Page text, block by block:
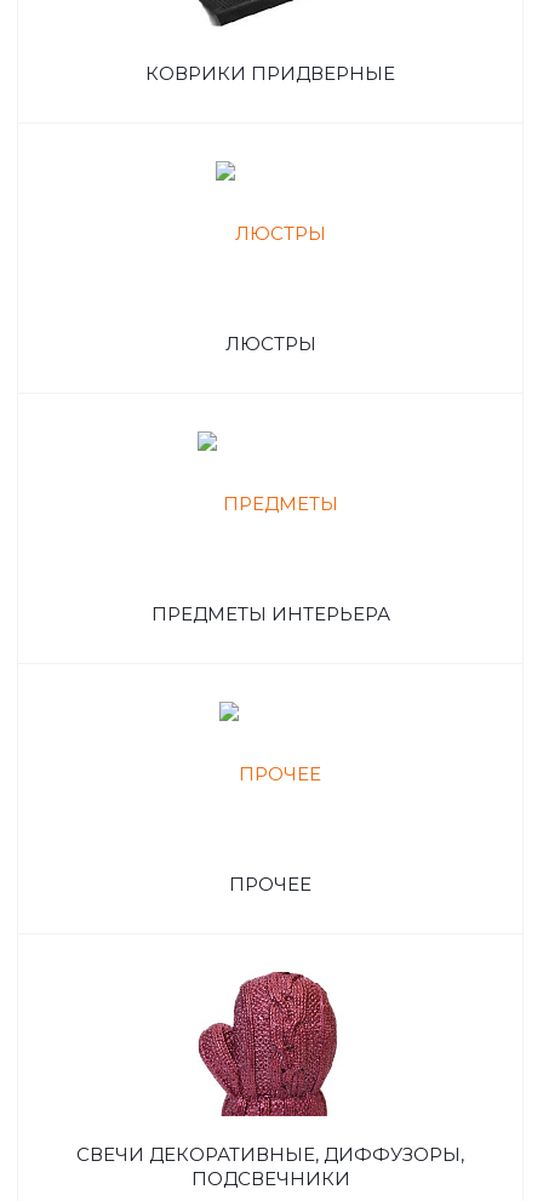
КОВРИКИ ПРИДВЕРНЫЕ
ЛЮСТРЫ
ПРЕДМЕТЫ ИНТЕРЬЕРА
ПРОЧЕЕ
СВЕЧИ ДЕКОРАТИВНЫЕ, ДИФФУЗОРЫ,
ПОДСВЕЧНИКИ